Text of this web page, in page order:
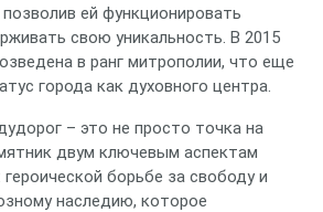
ей функционировать
свою уникальность. В 2015
в ранг митрополии, что еще
города как духовного центра.
– это не просто точка на
двум ключевым аспектам
героической борьбе за свободу и
наследию, которое